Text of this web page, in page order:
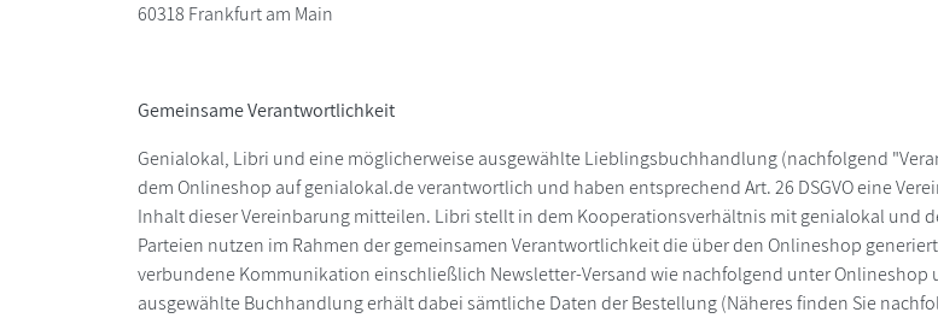
60318 Frankfurt am Main
Gemeinsame Verantwortlichkeit
Genialokal, Libri und eine möglicherweise ausgewählte Lieblingsbuchhandlung (nachfolgend
dem Onlineshop auf genialokal.de verantwortlich und haben entsprechend Art. 26 DSGVO eine
Inhalt dieser Vereinbarung mitteilen. Libri stellt in dem Kooperationsverhältnis mit genialokal und
Parteien nutzen im Rahmen der gemeinsamen Verantwortlichkeit die über den Onlineshop
verbundene Kommunikation einschließlich Newsletter-Versand wie nachfolgend unter
ausgewählte Buchhandlung erhält dabei sämtliche Daten der Bestellung (Näheres finden Sie